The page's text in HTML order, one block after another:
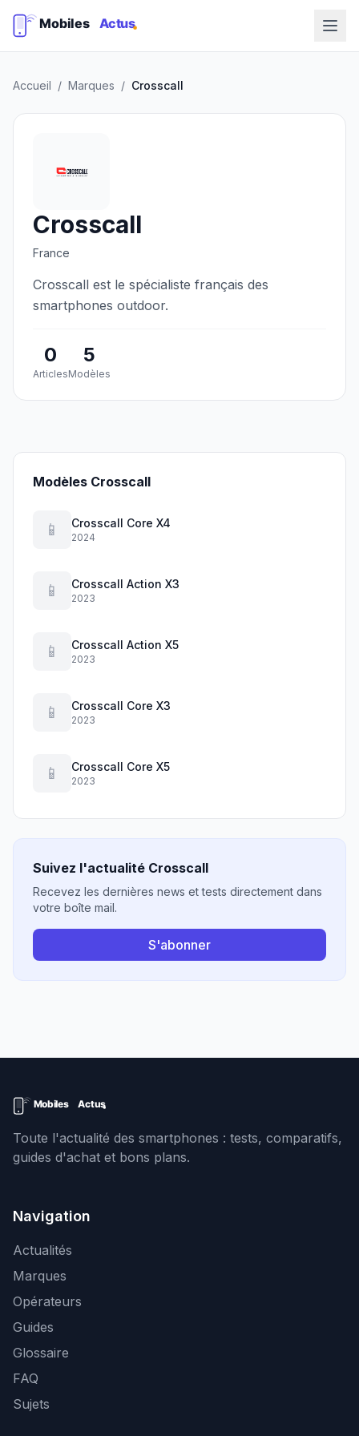
Accueil / Marques / Crosscall
Crosscall
France
Crosscall est le spécialiste français des
smartphones outdoor.
0
Articles
5
Modèles
Modèles Crosscall
📱 Crosscall Core X4
2024
📱 Crosscall Action X3
2023
📱 Crosscall Action X5
2023
📱 Crosscall Core X3
2023
📱 Crosscall Core X5
2023
Suivez l'actualité Crosscall
Recevez les dernières news et tests directement dans
votre boîte mail.
S'abonner
Toute l'actualité des smartphones : tests, comparatifs,
guides d'achat et bons plans.
Navigation
Actualités
Marques
Opérateurs
Guides
Glossaire
FAQ
Sujets